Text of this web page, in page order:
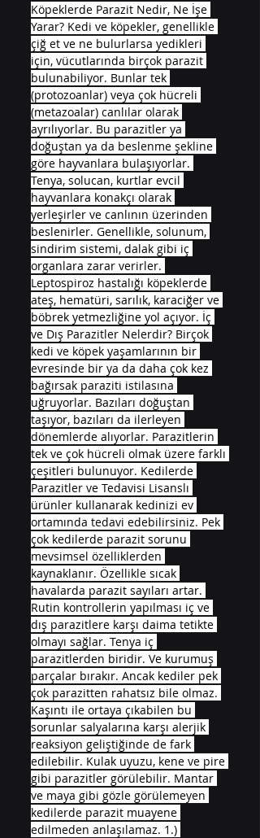
Köpeklerde Parazit Nedir, Ne İşe
Yarar? Kedi ve köpekler, genellikle
çiğ et ve ne bulurlarsa yedikleri
için, vücutlarında birçok parazit
bulunabiliyor. Bunlar tek
(protozoanlar) veya çok hücreli
(metazoalar) canlılar olarak
ayrılıyorlar. Bu parazitler ya
doğuştan ya da beslenme şekline
göre hayvanlara bulaşıyorlar.
Tenya, solucan, kurtlar evcil
hayvanlara konakçı olarak
yerleşirler ve canlının üzerinden
beslenirler. Genellikle, solunum,
sindirim sistemi, dalak gibi iç
organlara zarar verirler.
Leptospiroz hastalığı köpeklerde
ateş, hematüri, sarılık, karaciğer ve
böbrek yetmezliğine yol açıyor. İç
ve Dış Parazitler Nelerdir? Birçok
kedi ve köpek yaşamlarının bir
evresinde bir ya da daha çok kez
bağırsak paraziti istilasına
uğruyorlar. Bazıları doğuştan
taşıyor, bazıları da ilerleyen
dönemlerde alıyorlar. Parazitlerin
tek ve çok hücreli olmak üzere farklı
çeşitleri bulunuyor. Kedilerde
Parazitler ve Tedavisi Lisanslı
ürünler kullanarak kedinizi ev
ortamında tedavi edebilirsiniz. Pek
çok kedilerde parazit sorunu
mevsimsel özelliklerden
kaynaklanır. Özellikle sıcak
havalarda parazit sayıları artar.
Rutin kontrollerin yapılması iç ve
dış parazitlere karşı daima tetikte
olmayı sağlar. Tenya iç
parazitlerden biridir. Ve kurumuş
parçalar bırakır. Ancak kediler pek
çok parazitten rahatsız bile olmaz.
Kaşıntı ile ortaya çıkabilen bu
sorunlar salyalarına karşı alerjik
reaksiyon geliştiğinde de fark
edilebilir. Kulak uyuzu, kene ve pire
gibi parazitler görülebilir. Mantar
ve maya gibi gözle görülemeyen
kedilerde parazit muayene
edilmeden anlaşılamaz. 1.)